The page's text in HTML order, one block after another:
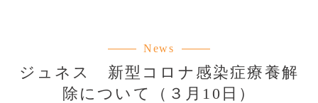
News
ジュネス 新型コロナ感染症療養解
除について（３月10日）